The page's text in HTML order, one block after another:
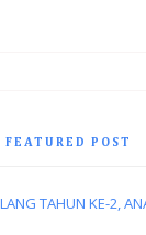
FEATURED POST
TAHUN KE-2,